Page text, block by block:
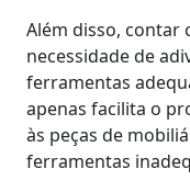
Além disso, contar
necessidade de
ferramentas
apenas facilita o
às peças de
ferramentas